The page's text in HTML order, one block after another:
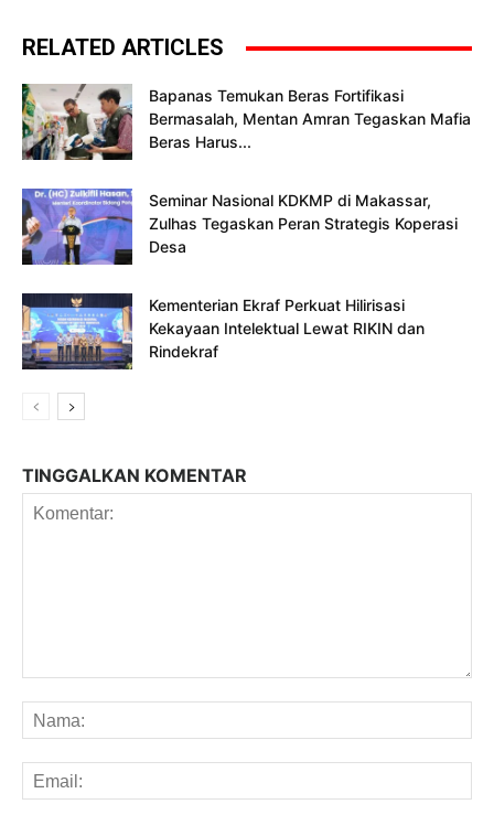
RELATED ARTICLES
Bapanas Temukan Beras Fortifikasi
Bermasalah, Mentan Amran Tegaskan Mafia
Beras Harus...
Seminar Nasional KDKMP di Makassar,
Zulhas Tegaskan Peran Strategis Koperasi
Desa
Kementerian Ekraf Perkuat Hilirisasi
Kekayaan Intelektual Lewat RIKIN dan
Rindekraf
TINGGALKAN KOMENTAR